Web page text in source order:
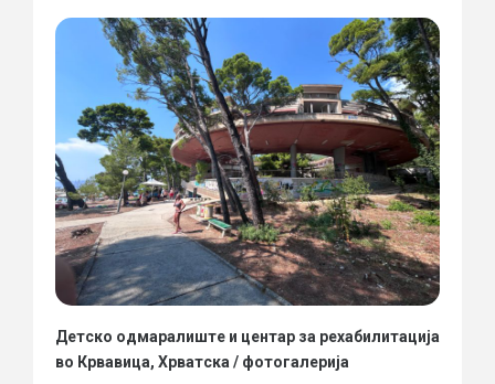
Детско одмаралиште и центар за рехабилитација
во Крвавица, Хрватска / фотогалерија